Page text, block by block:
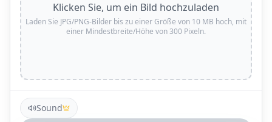
Klicken Sie, um ein Bild hochzuladen
Laden Sie JPG/PNG-Bilder bis zu einer Größe von 10 MB hoch, mit
einer Mindestbreite/Höhe von 300 Pixeln.
Sound